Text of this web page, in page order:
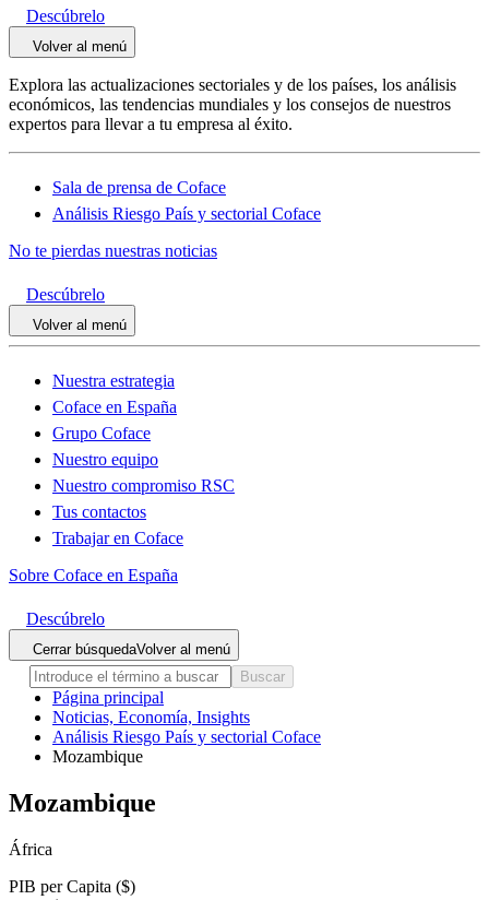
Descúbrelo
Volver al menú
Explora las actualizaciones sectoriales y de los países, los análisis
económicos, las tendencias mundiales y los consejos de nuestros
expertos para llevar a tu empresa al éxito.
Sala de prensa de Coface
Análisis Riesgo País y sectorial Coface
No te pierdas nuestras noticias
Descúbrelo
Volver al menú
Nuestra estrategia
Coface en España
Grupo Coface
Nuestro equipo
Nuestro compromiso RSC
Tus contactos
Trabajar en Coface
Sobre Coface en España
Descúbrelo
Cerrar búsquedaVolver al menú
Buscar
Página principal
Noticias, Economía, Insights
Análisis Riesgo País y sectorial Coface
Mozambique
Mozambique
África
PIB per Capita ($)